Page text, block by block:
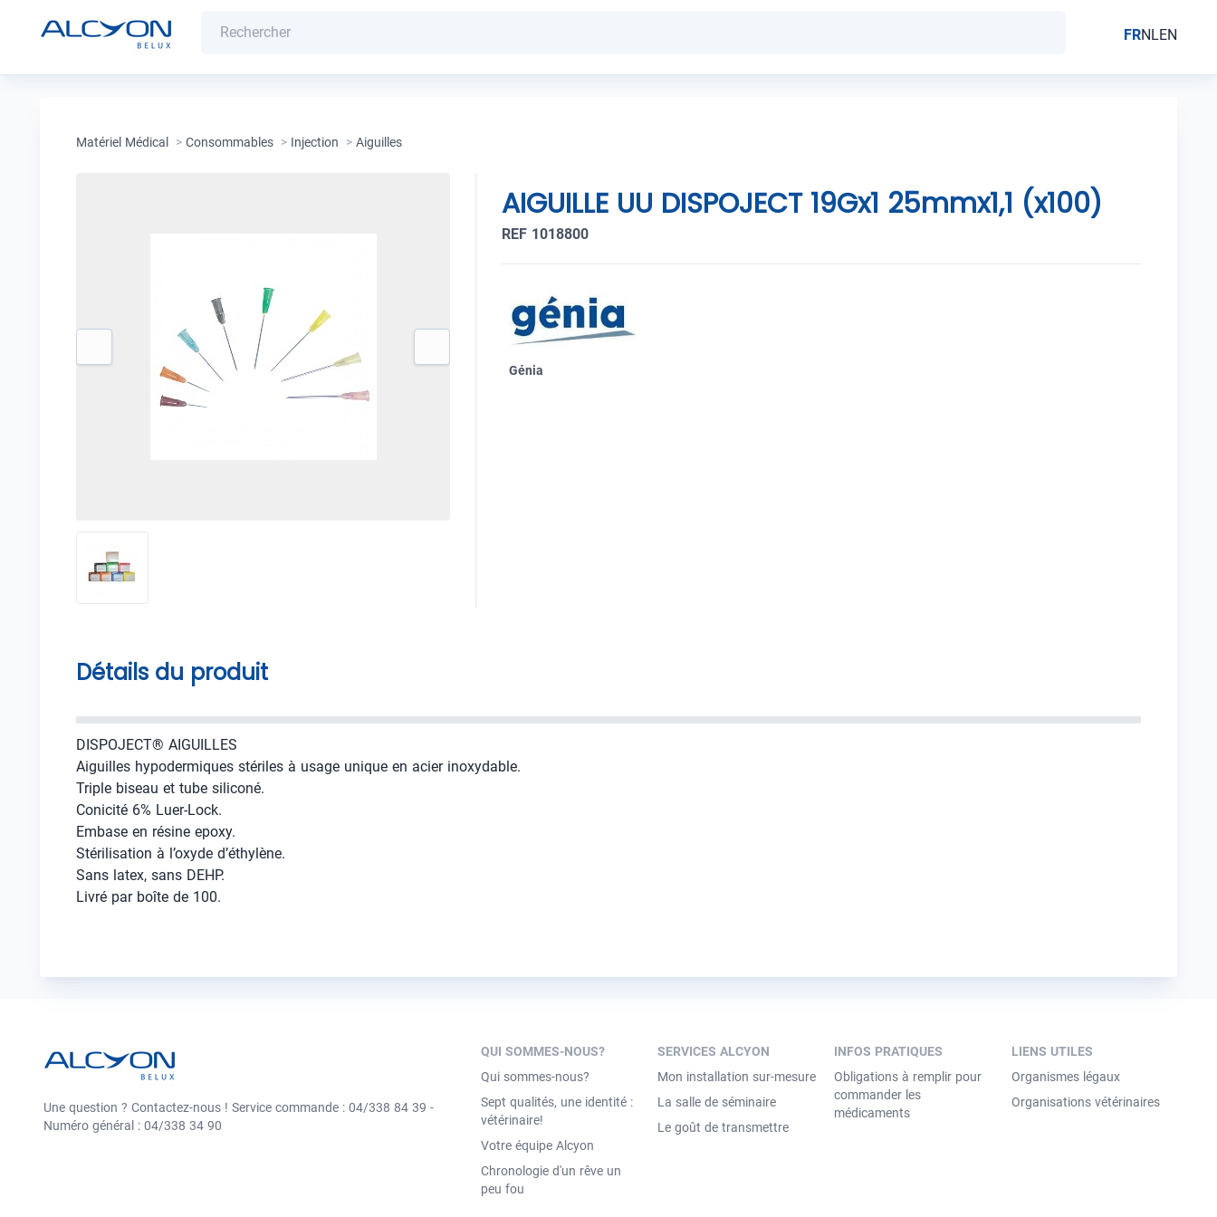
FRNLEN
Matériel Médical > Consommables > Injection > Aiguilles
AIGUILLE UU DISPOJECT 19Gx1 25mmx1,1 (x100)
REF 1018800
Génia
Détails du produit
DISPOJECT® AIGUILLES
Aiguilles hypodermiques stériles à usage unique en acier inoxydable.
Triple biseau et tube siliconé.
Conicité 6% Luer-Lock.
Embase en résine epoxy.
Stérilisation à l’oxyde d’éthylène.
Sans latex, sans DEHP.
Livré par boîte de 100.
Une question ? Contactez-nous ! Service commande : 04/338 84 39 -
Numéro général : 04/338 34 90
QUI SOMMES-NOUS?
Qui sommes-nous?
Sept qualités, une identité :
vétérinaire!
Votre équipe Alcyon
Chronologie d'un rêve un
peu fou
SERVICES ALCYON
Mon installation sur-mesure
La salle de séminaire
Le goût de transmettre
INFOS PRATIQUES
Obligations à remplir pour
commander les
médicaments
LIENS UTILES
Organismes légaux
Organisations vétérinaires